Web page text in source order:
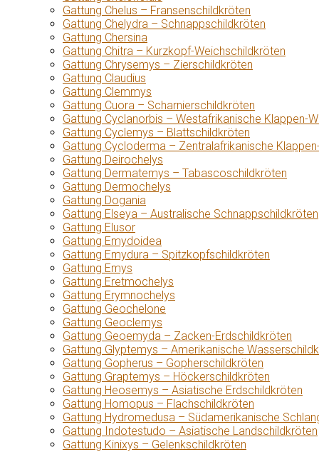
Gattung Chelus – Fransenschildkröten
Gattung Chelydra – Schnappschildkröten
Gattung Chersina
Gattung Chitra – Kurzkopf-Weichschildkröten
Gattung Chrysemys – Zierschildkröten
Gattung Claudius
Gattung Clemmys
Gattung Cuora – Scharnierschildkröten
Gattung Cyclanorbis – Westafrikanische Klappen-
Gattung Cyclemys – Blattschildkröten
Gattung Cycloderma – Zentralafrikanische
Gattung Deirochelys
Gattung Dermatemys – Tabascoschildkröten
Gattung Dermochelys
Gattung Dogania
Gattung Elseya – Australische Schnappschildkröten
Gattung Elusor
Gattung Emydoidea
Gattung Emydura – Spitzkopfschildkröten
Gattung Emys
Gattung Eretmochelys
Gattung Erymnochelys
Gattung Geochelone
Gattung Geoclemys
Gattung Geoemyda – Zacken-Erdschildkröten
Gattung Glyptemys – Amerikanische
Gattung Gopherus – Gopherschildkröten
Gattung Graptemys – Höckerschildkröten
Gattung Heosemys – Asiatische Erdschildkröten
Gattung Homopus – Flachschildkröten
Gattung Hydromedusa – Südamerikanische
Gattung Indotestudo – Asiatische Landschildkröten
Gattung Kinixys – Gelenkschildkröten